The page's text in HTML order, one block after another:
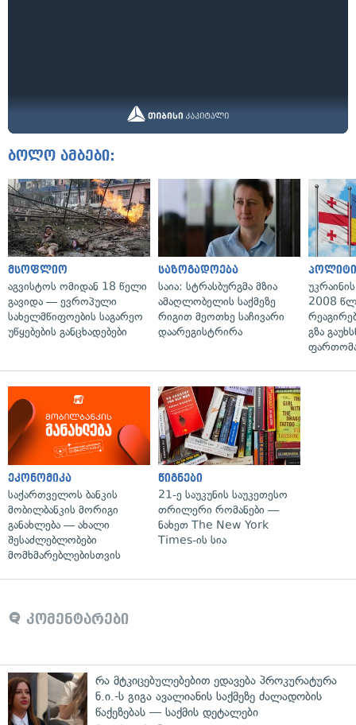
ბოლო ამბები:
მსოფლიო
აგვისტოს ომიდან 18 წელი
გავიდა — ევროპული
სახელმწიფოების საგარეო
უწყებების განცხადებები
საზოგადოება
საია: სტრასბურგმა მზია
ამაღლობელის საქმეზე
რიგით მეოთხე საჩივარი
დაარეგისტრირა
2008
გზა
ეკონომიკა
საქართველოს ბანკის
მობილბანკის მორიგი
განახლება — ახალი
შესაძლებლობები
მომხმარებლებისთვის
წიგნები
21-ე საუკუნის საუკეთესო
თრილერი რომანები —
ნახეთ The New York
Times-ის სია
კომენტარები
რა მტკიცებულებებით ედავება პროკურატურა
ნ.ი.-ს გიგა ავალიანის საქმეზე ძალადობის
წაქეზებას — საქმის დეტალები